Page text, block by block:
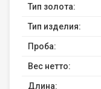
Тип золота:
Тип изделия:
Проба:
Вес нетто:
Длина: